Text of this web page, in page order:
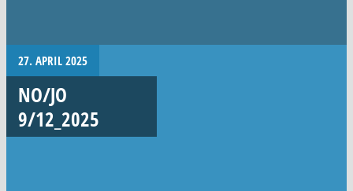
27. APRIL 2025
NO/JO
9/12_2025